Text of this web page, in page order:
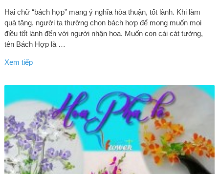
Hai chữ “bách hợp” mang ý nghĩa hòa thuận, tốt lành. Khi làm
quà tặng, người ta thường chọn bách hợp để mong muốn mọi
điều tốt lành đến với người nhận hoa. Muốn con cái cát tường,
tên Bách Hợp là …
Xem tiếp